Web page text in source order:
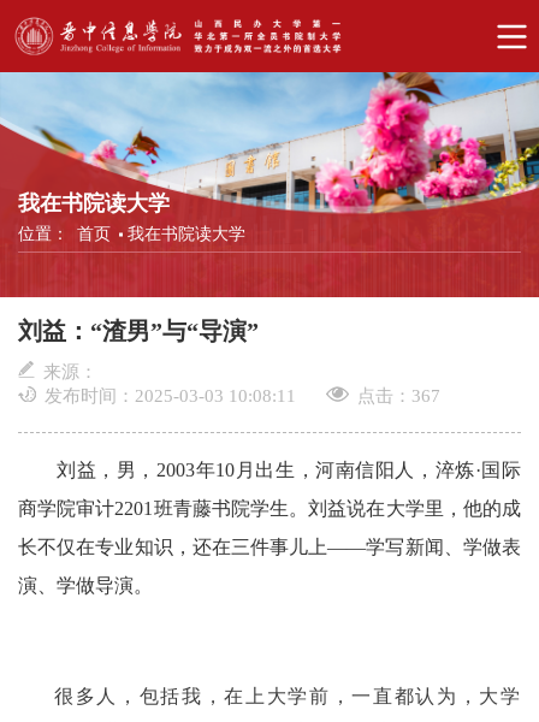
我在书院读大学
位置： 首页 我在书院读大学
刘益：“渣男”与“导演”
来源：
发布时间：2025-03-03 10:08:11
点击： 367
刘益，男，2003年10月出生，河南信阳人，淬炼·国际
商学院审计2201班青藤书院学生。刘益说在大学里，他的成
长不仅在专业知识，还在三件事儿上——学写新闻、学做表
演、学做导演。
很多人，包括我，在上大学前，一直都认为，大学